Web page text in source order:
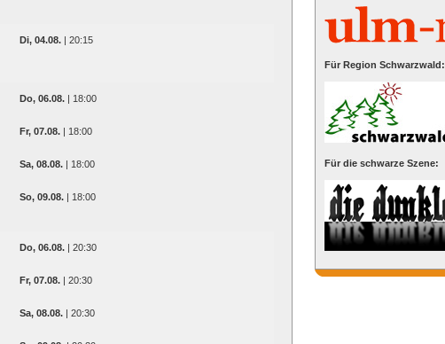
Di, 04.08. | 20:15
Do, 06.08. | 18:00
Fr, 07.08. | 18:00
Sa, 08.08. | 18:00
So, 09.08. | 18:00
Do, 06.08. | 20:30
Fr, 07.08. | 20:30
Sa, 08.08. | 20:30
Für Region Schwarzwald:
Für die schwarze Szene: